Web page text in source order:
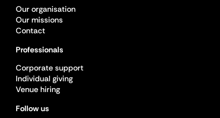
Our organisation
Our missions
Contact
Professionals
Corporate support
Individual giving
Venue hiring
Follow us